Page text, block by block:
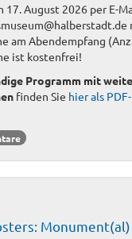
17. August 2026 per E-
am Abendempfang
ist kostenfrei!
Programm mit
finden Sie hier als
Monument(al)